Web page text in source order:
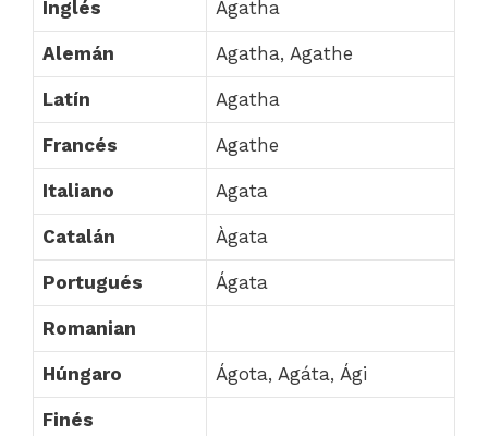
Inglés Agatha
Alemán Agatha, Agathe
Latín Agatha
Francés Agathe
Italiano Agata
Catalán Àgata
Portugués Ágata
Romanian
Húngaro Ágota, Agáta, Ági
Finés